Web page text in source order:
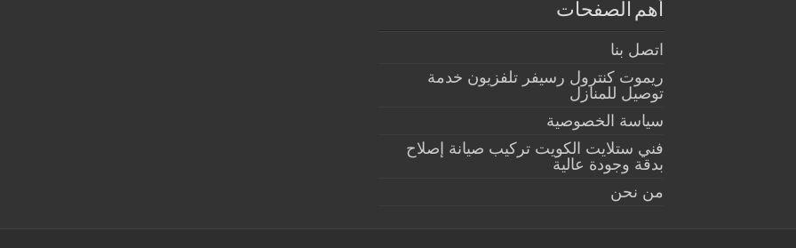
أهم الصفحات
اتصل بنا
ريموت كنترول رسيفر تلفزيون خدمة
توصيل للمنازل
سياسة الخصوصية
فني ستلايت الكويت تركيب صيانة إصلاح
بدقة وجودة عالية
من نحن